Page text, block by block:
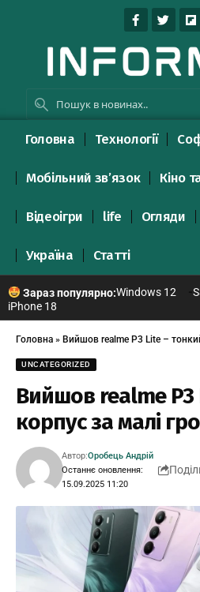
Головна Технології
Мобільний зв’язок Кіно
Відеоігри life Огляди
Україна Статті
Зараз популярно:Windows 12
iPhone 18
Головна » Вийшов realme P3 Lite –
UNCATEGORIZED
Вийшов realme P3
корпус за малі
Останнє оновлення:
15.09.2025 11:20
Автор:Оробець Андрій